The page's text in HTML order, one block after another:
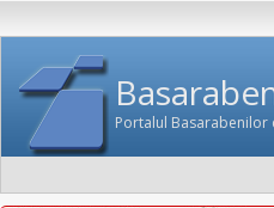
Portalul Basarabenilor